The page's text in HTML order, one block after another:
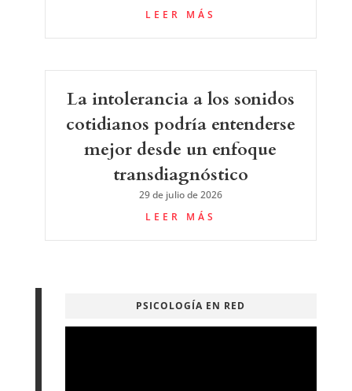
LEER MÁS
La intolerancia a los sonidos
cotidianos podría entenderse
mejor desde un enfoque
transdiagnóstico
29 de julio de 2026
LEER MÁS
PSICOLOGÍA EN RED